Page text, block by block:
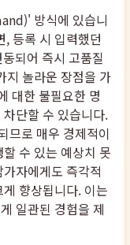
방식에 있습니
, 등록 시 입력했던
되어 즉시 고품질
지 놀라운 장점을 가
대한 불필요한 명
단할 수 있습니다.
므로 매우 경제적이
수 있는 예상치 못
자에게도 즉각적
향상됩니다. 이는
일관된 경험을 제